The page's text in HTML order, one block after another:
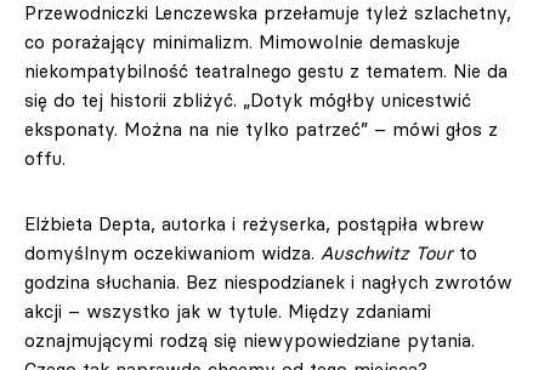
Przewodniczki Lenczewska przełamuje tyleż szlachetny,
co porażający minimalizm. Mimowolnie demaskuje
niekompatybilność teatralnego gestu z tematem. Nie da
się do tej historii zbliżyć. „Dotyk mógłby unicestwić
eksponaty. Można na nie tylko patrzeć” – mówi głos z
offu.
Elżbieta Depta, autorka i reżyserka, postąpiła wbrew
domyślnym oczekiwaniom widza. Auschwitz Tour to
godzina słuchania. Bez niespodzianek i nagłych zwrotów
akcji – wszystko jak w tytule. Między zdaniami
oznajmującymi rodzą się niewypowiedziane pytania.